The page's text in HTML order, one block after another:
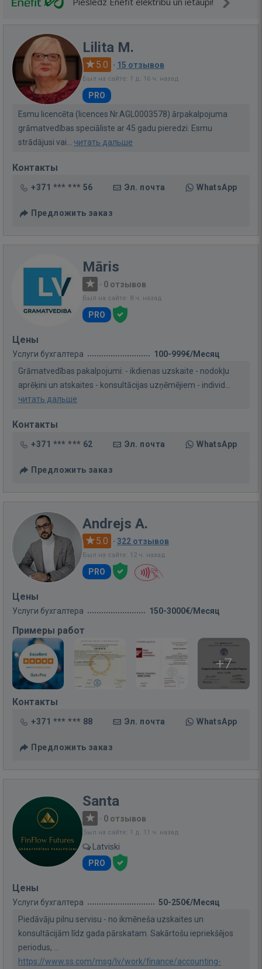
Lilita M.
5.0 · 15 отзывов
Был на сайте: 1 д. 16 ч. назад
PRO
Esmu licencēta (licences Nr.AGL0003578) ārpakalpojuma
grāmatvedības speciāliste ar 45 gadu pieredzi. Esmu
strādājusi vai... читать дальше
Контакты
+371 *** *** 56 Эл. почта WhatsApp
Предложить заказ
Māris
· 0 отзывов
Был на сайте: 8 ч. назад
PRO
Цены
Услуги бухгалтера
100-999€/Месяц
Grāmatvedības pakalpojumi: - ikdienas uzskaite - nodokļu
aprēķini un atskaites - konsultācijas uzņēmējiem - individ...
читать дальше
Контакты
+371 *** *** 62 Эл. почта WhatsApp
Предложить заказ
Andrejs A.
5.0 · 322 отзывов
Был на сайте: 12 ч. назад
PRO
Цены
Услуги бухгалтера 150-3000€/Месяц
Примеры работ
+7
Контакты
+371 *** *** 88 Эл. почта WhatsApp
Предложить заказ
Santa
· 0 отзывов
Был на сайте: 1 д. 11 ч. назад
Latviski
PRO
Цены
Услуги бухгалтера
50-250€/Месяц
Piedāvāju pilnu servisu - no ikmēneša uzskaites un
konsultācijām līdz gada pārskatam. Sakārtošu iepriekšējos
periodus, ...
https://www.ss.com/msg/lv/work/finance/accounting-